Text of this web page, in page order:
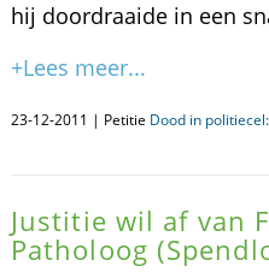
hij doordraaide in een
+Lees meer...
23-12-2011 | Petitie Dood in
Justitie wil af van
Patholoog